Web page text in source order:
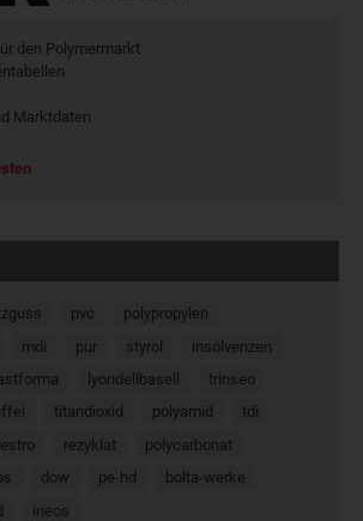
den Polymermarkt
Marktdaten
pvc
polypropylen
mdi pur styrol
insolvenzen
lyondellbasell
trinseo
titandioxid polyamid
tdi
rezyklat
polycarbonat
dow pe-hd
bolta-werke
ineos